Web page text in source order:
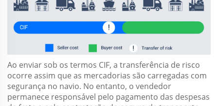
Ao enviar sob os termos CIF, a transferência de risco
ocorre assim que as mercadorias são carregadas com
segurança no navio. No entanto, o vendedor
permanece responsável pelo pagamento das despesas